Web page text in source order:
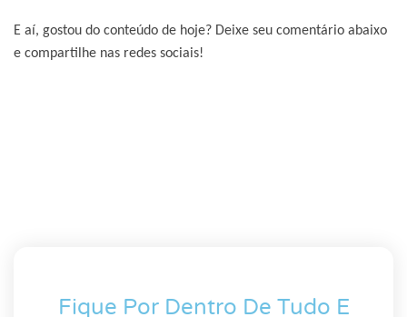
E aí, gostou do conteúdo de hoje? Deixe seu comentário abaixo
e compartilhe nas redes sociais!
Fique Por Dentro De Tudo E